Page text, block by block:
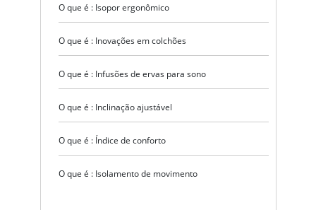
O que é : Isopor ergonômico
O que é : Inovações em colchões
O que é : Infusões de ervas para sono
O que é : Inclinação ajustável
O que é : Índice de conforto
O que é : Isolamento de movimento